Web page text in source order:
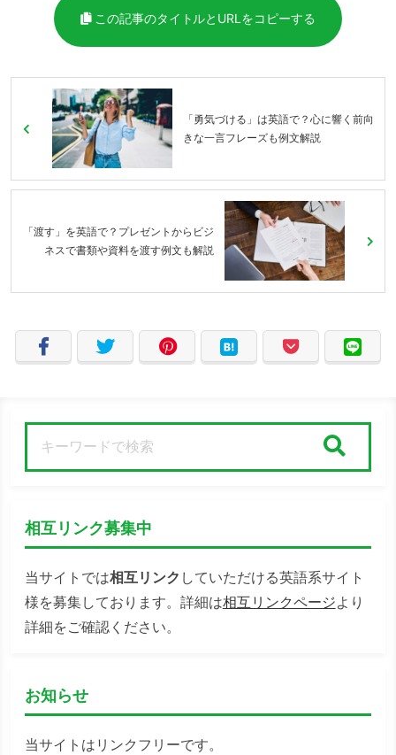
この記事のタイトルとURLをコピーする
「勇気づける」は英語で？心に響く前向
きな一言フレーズも例文解説
「渡す」を英語で？プレゼントからビジ
ネスで書類や資料を渡す例文も解説
相互リンク募集中
当サイトでは相互リンク していただける英語系サイト
様を募集しております。詳細は相互リンクページより
詳細をご確認ください。
お知らせ
当サイトはリンクフリーです。